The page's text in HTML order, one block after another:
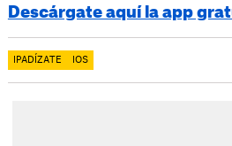
Descárgate aquí la app
IPADÍZATE IOS